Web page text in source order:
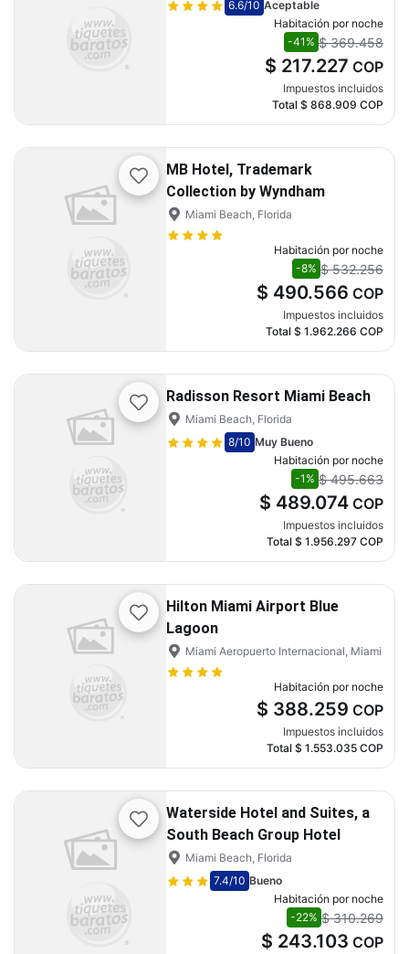
6.6/10 Aceptable
Habitación por noche
-41% $ 369.458
$ 217.227 COP
Impuestos incluidos
Total $ 868.909 COP
MB Hotel, Trademark
Collection by Wyndham
Miami Beach, Florida
Habitación por noche
-8% $ 532.256
$ 490.566 COP
Impuestos incluidos
Total $ 1.962.266 COP
Radisson Resort Miami Beach
Miami Beach, Florida
8/10 Muy Bueno
Habitación por noche
-1% $ 495.663
$ 489.074 COP
Impuestos incluidos
Total $ 1.956.297 COP
Hilton Miami Airport Blue
Lagoon
Miami Aeropuerto Internacional, Miami
Habitación por noche
$ 388.259 COP
Impuestos incluidos
Total $ 1.553.035 COP
Waterside Hotel and Suites, a
South Beach Group Hotel
Miami Beach, Florida
7.4/10 Bueno
Habitación por noche
-22% $ 310.269
$ 243.103 COP